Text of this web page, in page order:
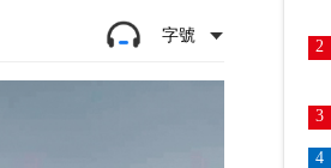
字號
2
3
4